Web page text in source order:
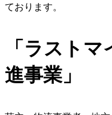
ております。
「ラスト
進事業」